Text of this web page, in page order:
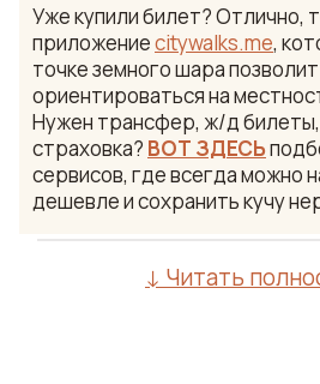
Уже купили билет? Отлично,
приложениеcitywalks.me,
точке земного шара
ориентироваться на
Нужен трансфер, ж/д билеты,
страховка? ВОТ ЗДЕСЬ
сервисов, где всегда можно
дешевле и сохранить кучу
↓ Читать